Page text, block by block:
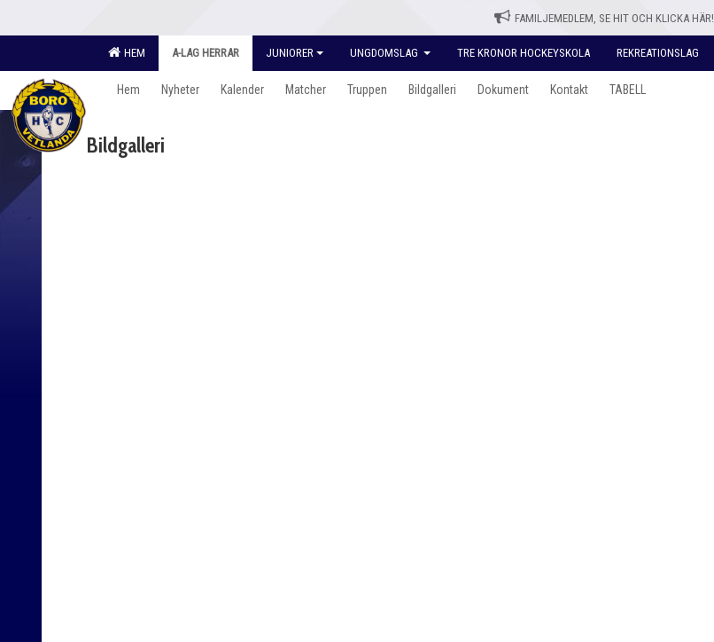
FAMILJEMEDLEM, SE HIT OCH KLICKA HÄR!
HEM A-LAG HERRAR JUNIORER UNGDOMSLAG TRE KRONOR HOCKEYSKOLA REKREATIONSLAG
Hem Nyheter Kalender Matcher Truppen Bildgalleri Dokument Kontakt TABELL
Bildgalleri